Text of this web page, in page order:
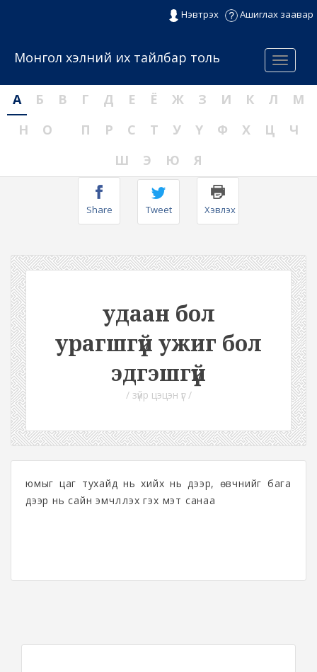
Нэвтрэх Ашиглах заавар
Menu
Монгол хэлний их тайлбар толь
А Б В Г Д Е Ё Ж З И К Л
М
Н
О П Р С Т У Ү Ф Х Ц
Ч
Ш
Э Ю Я
Share Tweet Хэвлэх
удаан бол
урагшгүй ужиг бол
эдгэшгүй
/ зүйр цэцэн үг /
юмыг цаг тухайд нь хийх нь дээр, өвчнийг бага
дээр нь сайн эмчлүүлэх гэх мэт санаа